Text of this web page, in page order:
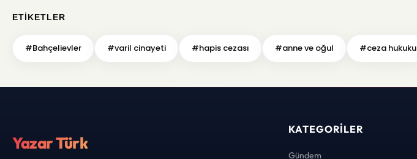
ETIKETLER
#Bahçelievler #varil cinayeti #hapis cezası #anne ve oğul #ceza hukuku
Yazar Türk
KATEGORILER
Gündem